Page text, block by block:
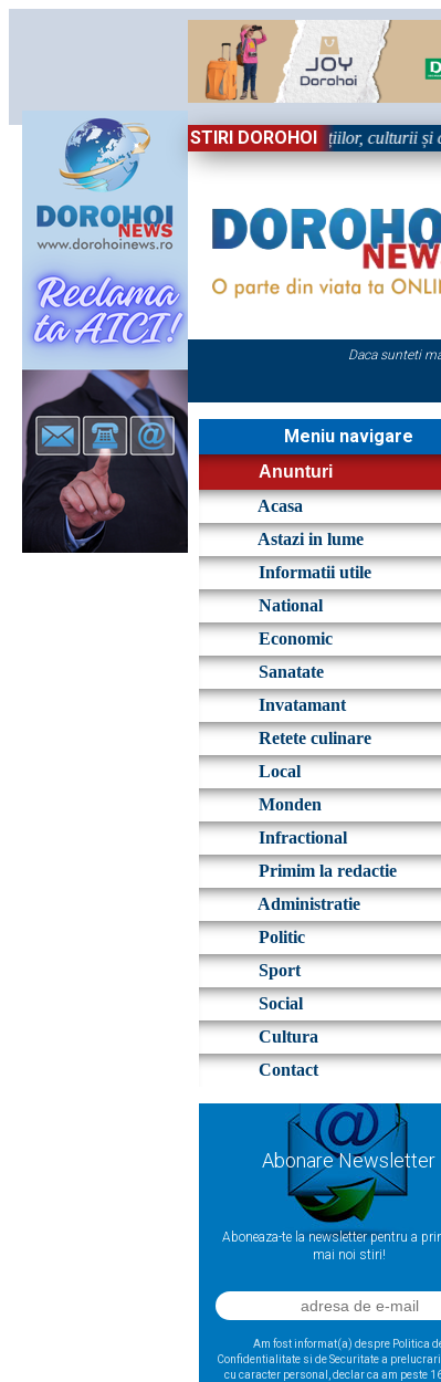
STIRI DOROHOI
Sărbătoare!” – trei zile dedicate tradițiilor, culturii și
Daca sunteti
Meniu navigare
Anunturi
Acasa
Astazi in lume
Informatii utile
National
Economic
Sanatate
Invatamant
Retete culinare
Local
Monden
Infractional
Primim la redactie
Administratie
Politic
Sport
Social
Cultura
Contact
Abonare Newsletter
Aboneaza-te la newsletter pentru a
mai noi stiri!
Am fost informat(a) despre Politica
Confidentialitate si de Securitate a
cu caracter personal, declar ca am peste